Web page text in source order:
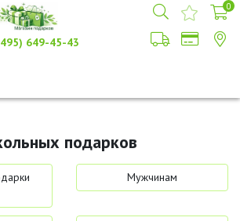
649-45-43
0
подарков
Мужчинам